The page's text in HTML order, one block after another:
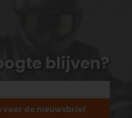
blijven?
voor de nieuwsbrief